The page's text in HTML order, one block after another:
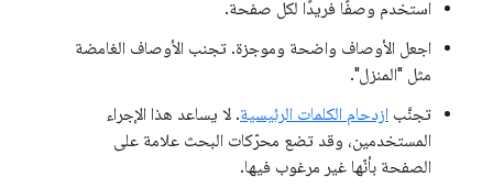
استخدم وصفًا فريدًا لكل صفحة.
اجعل الأوصاف واضحة وموجزة. تجنب الأوصاف الغامضة
مثل "المنزل".
تجنَّب ازدحام الكلمات الرئيسية. لا يساعد هذا الإجراء
المستخدمين، وقد تضع محرّكات البحث علامة على
الصفحة بأنّها غير مرغوب فيها.